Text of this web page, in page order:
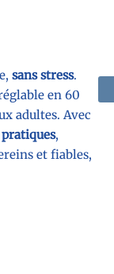
sans stress.
en 60
adultes. Avec
,
et fiables,